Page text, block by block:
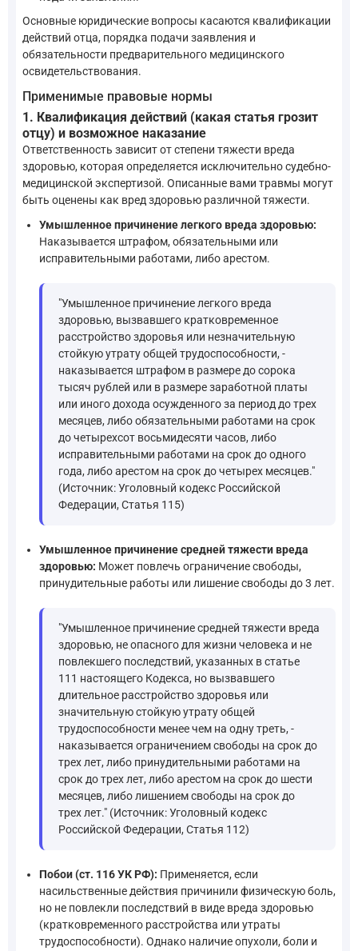
Основные юридические вопросы касаются квалификации
действий отца, порядка подачи заявления и
обязательности предварительного медицинского
освидетельствования.
Применимые правовые нормы
1. Квалификация действий (какая статья грозит
отцу) и возможное наказание
Ответственность зависит от степени тяжести вреда
здоровью, которая определяется исключительно судебно-
медицинской экспертизой. Описанные вами травмы могут
быть оценены как вред здоровью различной тяжести.
Умышленное причинение легкого вреда здоровью:
Наказывается штрафом, обязательными или
исправительными работами, либо арестом.
"Умышленное причинение легкого вреда
здоровью, вызвавшего кратковременное
расстройство здоровья или незначительную
стойкую утрату общей трудоспособности, -
наказывается штрафом в размере до сорока
тысяч рублей или в размере заработной платы
или иного дохода осужденного за период до трех
месяцев, либо обязательными работами на срок
до четырехсот восьмидесяти часов, либо
исправительными работами на срок до одного
года, либо арестом на срок до четырех месяцев."
(Источник: Уголовный кодекс Российской
Федерации, Статья 115)
Умышленное причинение средней тяжести вреда
здоровью: Может повлечь ограничение свободы,
принудительные работы или лишение свободы до 3 лет.
"Умышленное причинение средней тяжести вреда
здоровью, не опасного для жизни человека и не
повлекшего последствий, указанных в статье
111 настоящего Кодекса, но вызвавшего
длительное расстройство здоровья или
значительную стойкую утрату общей
трудоспособности менее чем на одну треть, -
наказывается ограничением свободы на срок до
трех лет, либо принудительными работами на
срок до трех лет, либо арестом на срок до шести
месяцев, либо лишением свободы на срок до
трех лет." (Источник: Уголовный кодекс
Российской Федерации, Статья 112)
Побои (ст. 116 УК РФ): Применяется, если
насильственные действия причинили физическую боль,
но не повлекли последствий в виде вреда здоровью
(кратковременного расстройства или утраты
трудоспособности). Однако наличие опухоли, боли и